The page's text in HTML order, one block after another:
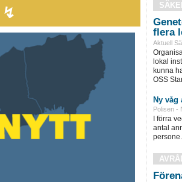
↯
flera
Aktuell
lokal
kunna
OSS
Ny våg
Polisen -
I förra
antal